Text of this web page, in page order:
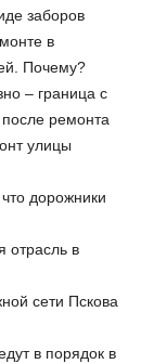
заборов
в
Почему?
– граница с
ремонта
улицы
дорожники
отрасль в
сети Пскова
в порядок в